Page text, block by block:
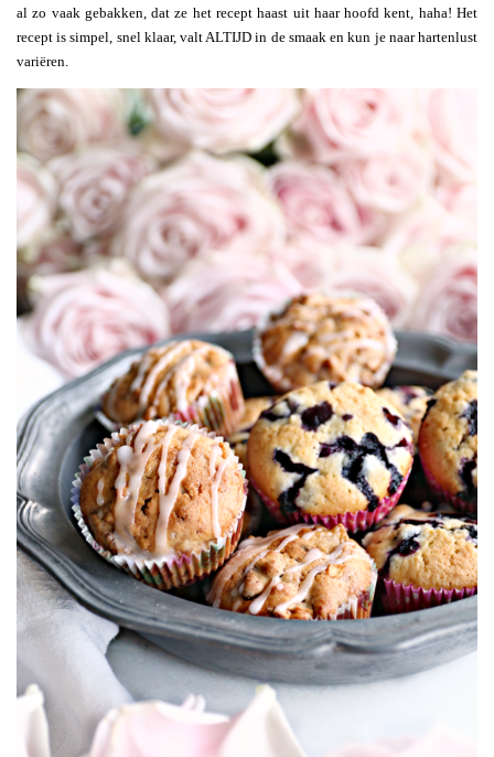
al zo vaak gebakken, dat ze het recept haast uit haar hoofd kent, haha! Het
recept is simpel, snel klaar, valt ALTIJD in de smaak en kun je naar hartenlust
variëren.